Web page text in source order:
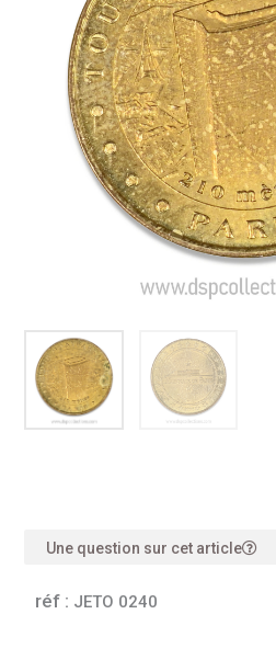
Une question sur cet article
réf : JETO 0240